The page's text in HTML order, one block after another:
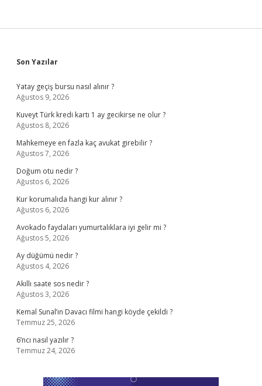
Sidebar
Son Yazılar
Yatay geçiş bursu nasıl alınır ?
Ağustos 9, 2026
Kuveyt Türk kredi kartı 1 ay gecikirse ne olur ?
Ağustos 8, 2026
Mahkemeye en fazla kaç avukat girebilir ?
Ağustos 7, 2026
Doğum otu nedir ?
Ağustos 6, 2026
Kur korumalıda hangi kur alınır ?
Ağustos 6, 2026
Avokado faydaları yumurtalıklara iyi gelir mi ?
Ağustos 5, 2026
Ay düğümü nedir ?
Ağustos 4, 2026
Akıllı saate sos nedir ?
Ağustos 3, 2026
Kemal Sunal’ın Davacı filmi hangi köyde çekildi ?
Temmuz 25, 2026
6’ncı nasıl yazılır ?
Temmuz 24, 2026